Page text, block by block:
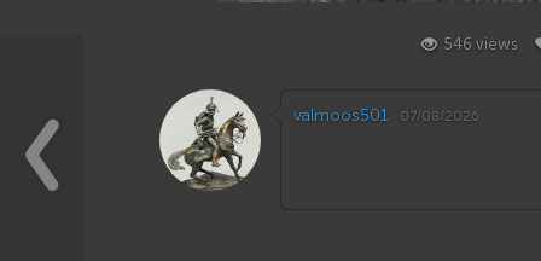
546 views
valmoos501 07/08/2026